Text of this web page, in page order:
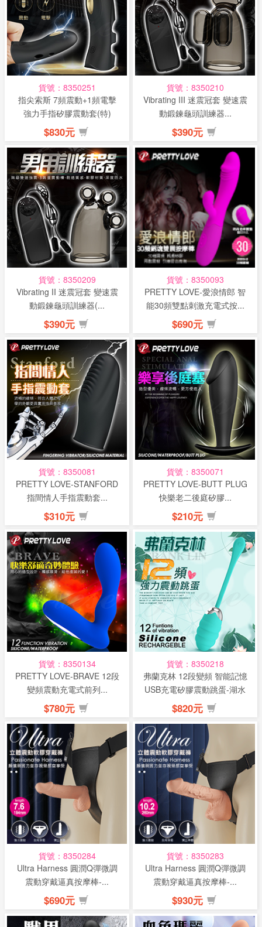
貨號：8350251
指尖索斯 7頻震動+1頻電擊
強力手指矽膠震動套(特)
$830元
貨號：8350210
Vibrating III 迷震冠套 變速震
動鍛鍊龜頭訓練器...
$390元
貨號：8350209
Vibrating II 迷震冠套 變速震
動鍛鍊龜頭訓練器(...
$390元
貨號：8350093
PRETTY LOVE-愛浪情郎 智
能30頻雙點刺激充電式按...
$690元
貨號：8350081
PRETTY LOVE-STANFORD
指間情人手指震動套...
$310元
貨號：8350071
PRETTY LOVE-BUTT PLUG
快樂老二後庭矽膠...
$210元
貨號：8350134
PRETTY LOVE-BRAVE 12段
變頻震動充電式前列...
$780元
貨號：8350218
弗蘭克林 12段變頻 智能記憶
USB充電矽膠震動跳蛋-湖水
綠
$820元
貨號：8350284
Ultra Harness 圓潤Q彈微調
震動穿戴逼真按摩棒-...
$690元
貨號：8350283
Ultra Harness 圓潤Q彈微調
震動穿戴逼真按摩棒-...
$930元